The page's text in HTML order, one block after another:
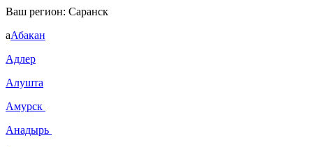
Ваш регион: Саранск
аАбакан
Адлер
Алушта
Амурск
Анадырь